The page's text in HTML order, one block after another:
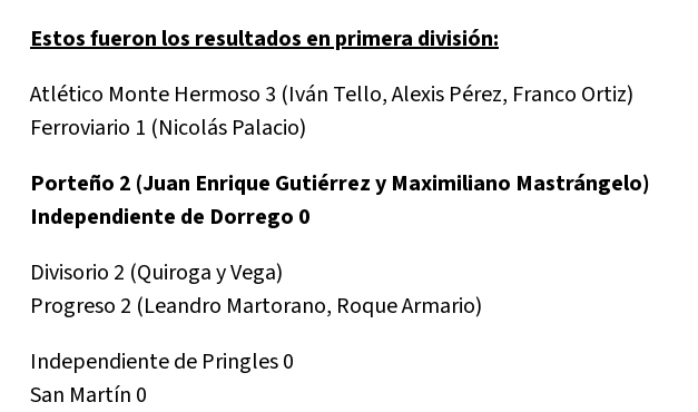
Estos fueron los resultados en primera división:
Atlético Monte Hermoso 3 (Iván Tello, Alexis Pérez, Franco Ortiz)
Ferroviario 1 (Nicolás Palacio)
Porteño 2 (Juan Enrique Gutiérrez y Maximiliano Mastrángelo)
Independiente de Dorrego 0
Divisorio 2 (Quiroga y Vega)
Progreso 2 (Leandro Martorano, Roque Armario)
Independiente de Pringles 0
San Martín 0